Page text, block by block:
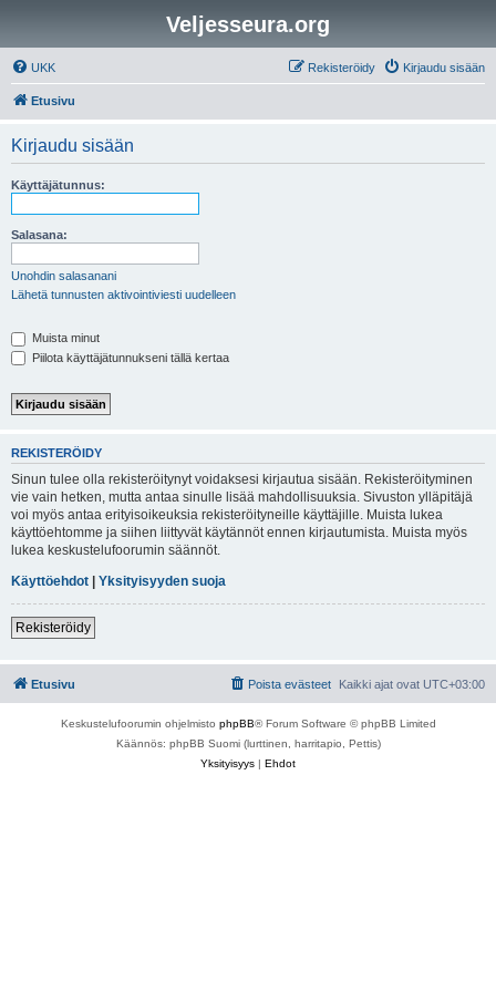
Veljesseura.org
UKK Kirjaudu sisään
Rekisteröidy
Etusivu
Kirjaudu sisään
Käyttäjätunnus:
Salasana:
Unohdin salasanani
Lähetä tunnusten aktivointiviesti uudelleen
Muista minut
Piilota käyttäjätunnukseni tällä kertaa
REKISTERÖIDY
Sinun tulee olla rekisteröitynyt voidaksesi kirjautua sisään. Rekisteröityminen
vie vain hetken, mutta antaa sinulle lisää mahdollisuuksia. Sivuston ylläpitäjä
voi myös antaa erityisoikeuksia rekisteröityneille käyttäjille. Muista lukea
käyttöehtomme ja siihen liittyvät käytännöt ennen kirjautumista. Muista myös
lukea keskustelufoorumin säännöt.
Käyttöehdot | Yksityisyyden suoja
Rekisteröidy
Etusivu Kaikki ajat ovat UTC+03:00
Poista evästeet
Keskustelufoorumin ohjelmisto phpBB® Forum Software © phpBB Limited
Käännös: phpBB Suomi (lurttinen, harritapio, Pettis)
Yksityisyys | Ehdot